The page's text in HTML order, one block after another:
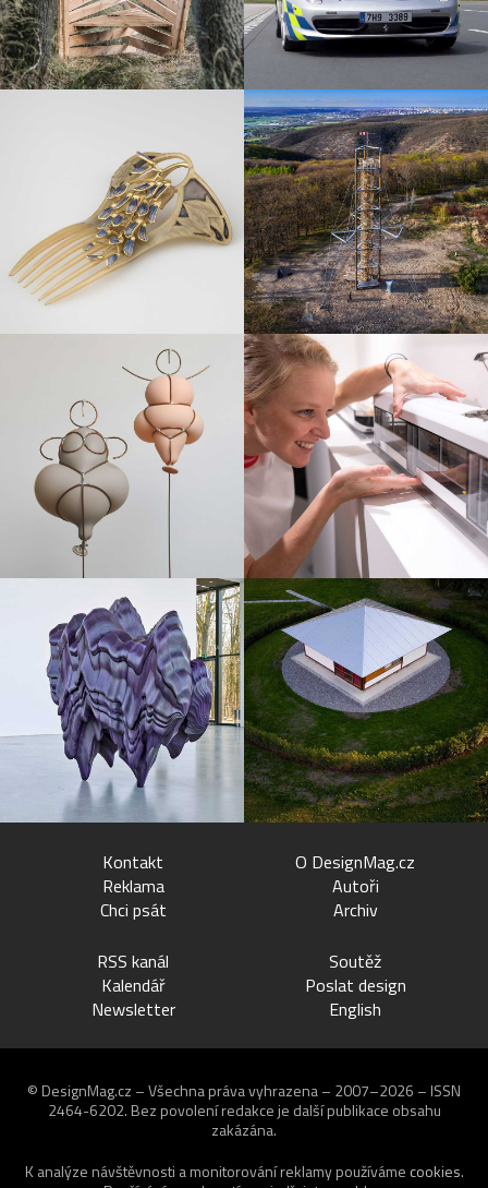
Kontakt
Reklama
Chci psát
O DesignMag.cz
Autoři
Archiv
RSS kanál
Kalendář
Newsletter
Soutěž
Poslat design
English
© DesignMag.cz – Všechna práva vyhrazena – 2007–2026 – ISSN
2464-6202. Bez povolení redakce je další publikace obsahu
zakázána.
K analýze návštěvnosti a monitorování reklamy používáme cookies.